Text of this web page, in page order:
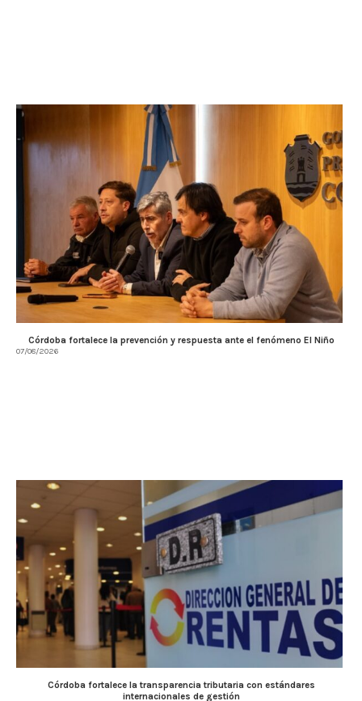
Córdoba fortalece la prevención y respuesta ante el fenómeno El Niño
07/08/2026
Córdoba fortalece la transparencia tributaria con estándares
internacionales de gestión